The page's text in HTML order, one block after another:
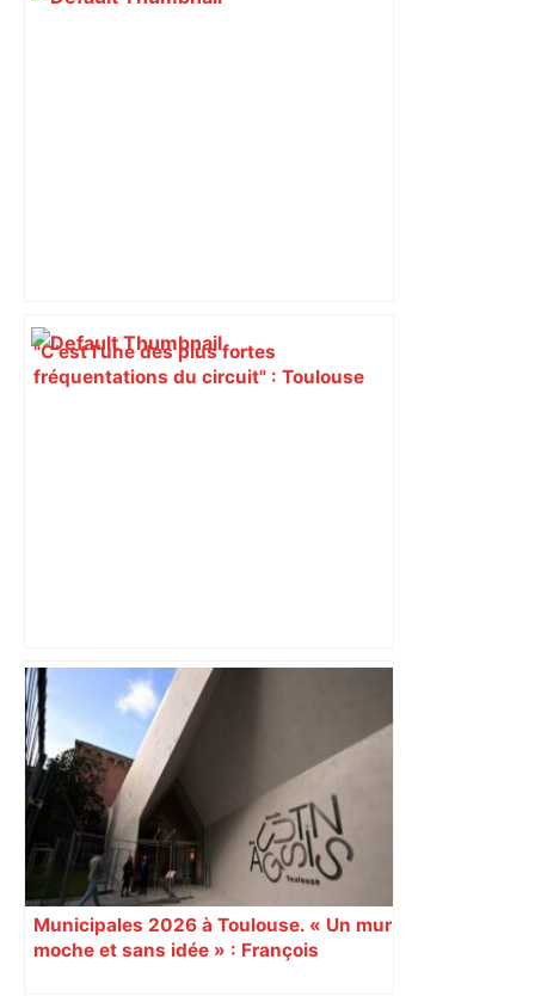
"C’est l’une des plus fortes
fréquentations du circuit" : Toulouse
Bilan du marché du logement neuf :
une lueur d'espoir pour l'immobilier à
Toulouse ? – Actu.fr
Municipales 2026 à Toulouse. « Un mur
moche et sans idée » : François